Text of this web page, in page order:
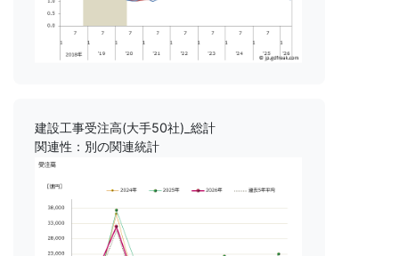
建設工事受注高(大手50社)_総計
関連性：別の関連統計